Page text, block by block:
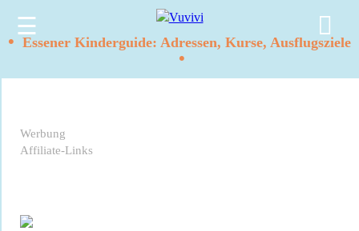
☰
• Essener Kinderguide: Adressen, Kurse, Ausflugsziele
•
Werbung
Affiliate-Links